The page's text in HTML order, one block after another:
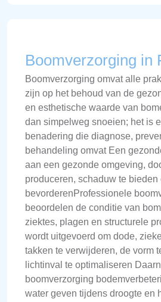
Boomverzorging in
Boomverzorging omvat alle
zijn op het behoud van de
en esthetische waarde van
dan simpelweg snoeien; het is
benadering die diagnose,
behandeling omvat Een
aan een gezonde omgeving,
produceren, schaduw te
bevorderenProfessionele
beoordelen de conditie van
ziektes, plagen en structurele
wordt uitgevoerd om dode,
takken te verwijderen, de vorm
lichtinval te optimaliseren
boomverzorging
water geven tijdens droogte en